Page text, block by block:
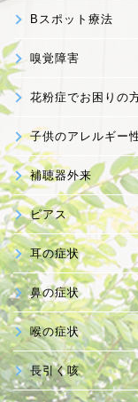
Bスポット療法
嗅覚障害
花粉症でお困りの
子供のアレルギー
補聴器外来
ピアス
耳の症状
鼻の症状
喉の症状
長引く咳